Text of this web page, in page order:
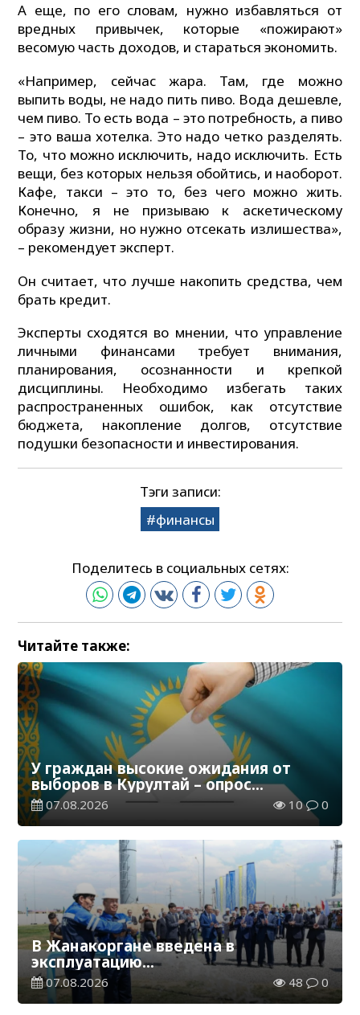
А еще, по его словам, нужно избавляться от
вредных привычек, которые «пожирают»
весомую часть доходов, и стараться экономить.
«Например, сейчас жара. Там, где можно
выпить воды, не надо пить пиво. Вода дешевле,
чем пиво. То есть вода – это потребность, а пиво
– это ваша хотелка. Это надо четко разделять.
То, что можно исключить, надо исключить. Есть
вещи, без которых нельзя обойтись, и наоборот.
Кафе, такси – это то, без чего можно жить.
Конечно, я не призываю к аскетическому
образу жизни, но нужно отсекать излишества»,
– рекомендует эксперт.
Он считает, что лучше накопить средства, чем
брать кредит.
Эксперты сходятся во мнении, что управление
личными финансами требует внимания,
планирования, осознанности и крепкой
дисциплины. Необходимо избегать таких
распространенных ошибок, как отсутствие
бюджета, накопление долгов, отсутствие
подушки безопасности и инвестирования.
Тэги записи:
финансы
Поделитесь в социальных сетях:
Читайте также:
У граждан высокие ожидания от
выборов в Курултай – опрос
общественного мнения
07.08.2026 10 0
В Жанакоргане введена в
эксплуатацию
водораспределительная станция
07.08.2026 48 0